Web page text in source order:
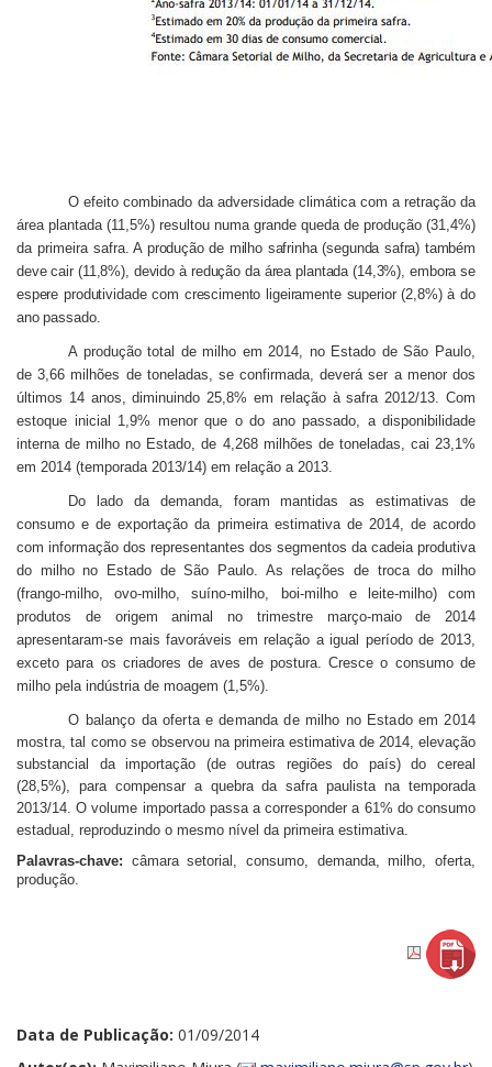
O efeito combinado da adversidade climática com a retração da
área plantada (11,5%) resultou numa grande queda de produção (31,4%)
da primeira safra. A produção de milho safrinha (segunda safra) também
deve cair (11,8%), devido à redução da área plantada (14,3%), embora se
espere produtividade com crescimento ligeiramente superior (2,8%) à do
ano passado.
A produção total de milho em 2014, no Estado de São Paulo,
de 3,66 milhões de toneladas, se confirmada, deverá ser a menor dos
últimos 14 anos, diminuindo 25,8% em relação à safra 2012/13. Com
estoque inicial 1,9% menor que o do ano passado, a disponibilidade
interna de milho no Estado, de 4,268 milhões de toneladas, cai 23,1%
em 2014 (temporada 2013/14) em relação a 2013.
Do lado da demanda, foram mantidas as estimativas de
consumo e de exportação da primeira estimativa de 2014, de acordo
com informação dos representantes dos segmentos da cadeia produtiva
do milho no Estado de São Paulo. As relações de troca do milho
(frango-milho, ovo-milho, suíno-milho, boi-milho e leite-milho) com
produtos de origem animal no trimestre março-maio de 2014
apresentaram-se mais favoráveis em relação a igual período de 2013,
exceto para os criadores de aves de postura. Cresce o consumo de
milho pela indústria de moagem (1,5%).
O balanço da oferta e demanda de milho no Estado em 2014
mostra, tal como se observou na primeira estimativa de 2014, elevação
substancial da importação (de outras regiões do país) do cereal
(28,5%), para compensar a quebra da safra paulista na temporada
2013/14. O volume importado passa a corresponder a 61% do consumo
estadual, reproduzindo o mesmo nível da primeira estimativa.
Palavras-chave: câmara setorial, consumo, demanda, milho, oferta,
produção.
Data de Publicação: 01/09/2014